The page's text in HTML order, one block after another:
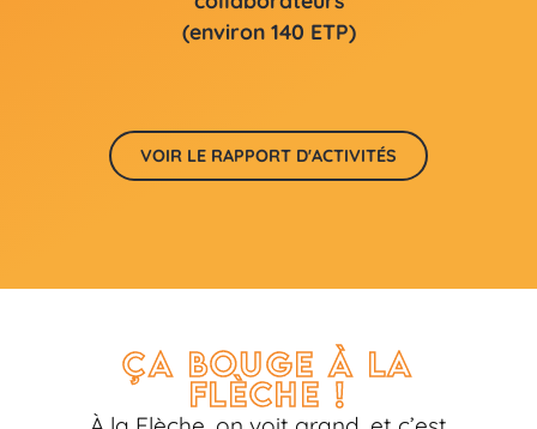
(environ 140 ETP)
VOIR LE RAPPORT D'ACTIVITÉS
Ça bouge à la
flèche !